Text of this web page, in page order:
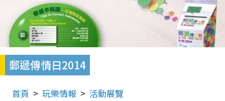
郵遞傳情日2014
首頁 玩樂情報 活動展覽